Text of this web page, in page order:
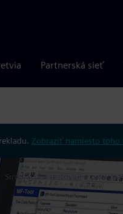
Partnerská sieť
Zobraziť namiesto toho
Simulácia a testovanie